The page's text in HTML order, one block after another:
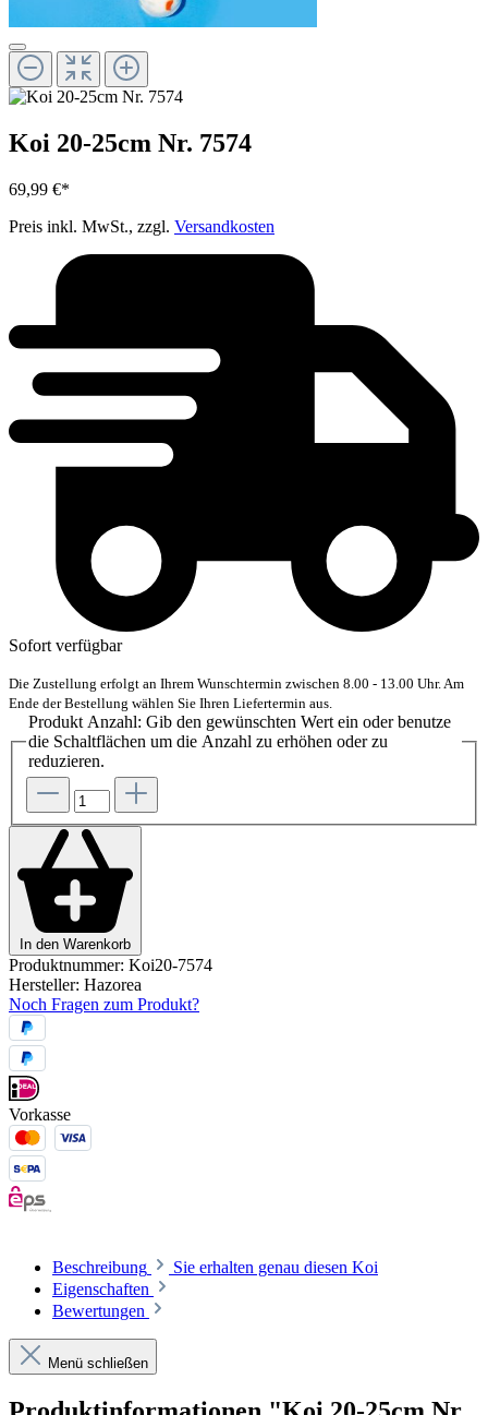
Koi 20-25cm Nr. 7574
69,99 €*
Preis inkl. MwSt., zzgl. Versandkosten
Sofort verfügbar
Die Zustellung erfolgt an Ihrem Wunschtermin zwischen 8.00 - 13.00 Uhr. Am
Ende der Bestellung wählen Sie Ihren Liefertermin aus.
Produkt Anzahl: Gib den gewünschten Wert ein oder benutze
die Schaltflächen um die Anzahl zu erhöhen oder zu
reduzieren.
In den Warenkorb
Produktnummer: Koi20-7574
Hersteller: Hazorea
Noch Fragen zum Produkt?
Vorkasse
Beschreibung
Sie erhalten genau diesen Koi
Eigenschaften
Bewertungen
Menü schließen